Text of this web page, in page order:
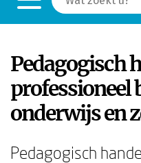
Pedagogisch
professioneel
onderwijs en
Pedagogisch